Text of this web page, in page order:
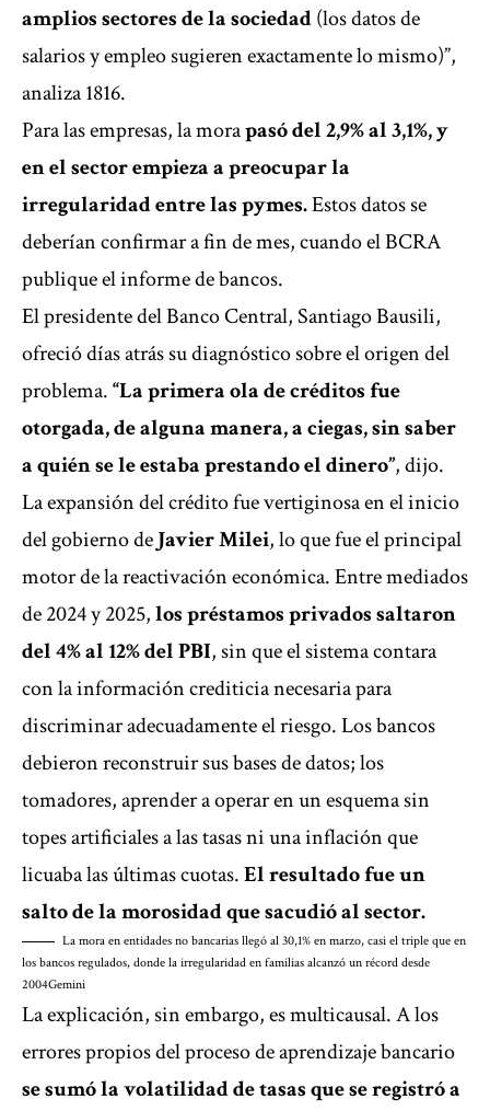
amplios sectores de la sociedad(los datos de
salarios y empleo sugieren exactamente lo mismo)”,
analiza 1816.
Para las empresas, la morapasó del 2,9% al 3,1%, y
en el sector empieza a preocupar la
irregularidad entre las pymes.Estos datos se
deberían confirmar a fin de mes, cuando el BCRA
publique el informe de bancos.
El presidente del Banco Central, Santiago Bausili,
ofreció días atrás su diagnóstico sobre el origen del
problema.“La primera ola de créditos fue
otorgada, de alguna manera, a ciegas, sin saber
a quién se le estaba prestando el dinero”, dijo.
La expansión del crédito fue vertiginosa en el inicio
del gobierno deJavier Milei, lo que fue el principal
motor de la reactivación económica. Entre mediados
de 2024 y 2025,los préstamos privados saltaron
del 4% al 12% del PBI, sin que el sistema contara
con la información crediticia necesaria para
discriminar adecuadamente el riesgo. Los bancos
debieron reconstruir sus bases de datos; los
tomadores, aprender a operar en un esquema sin
topes artificiales a las tasas ni una inflación que
licuaba las últimas cuotas.El resultado fue un
salto de la morosidad que sacudió al sector.
La mora en entidades no bancarias llegó al 30,1% en marzo, casi el triple que en
los bancos regulados, donde la irregularidad en familias alcanzó un récord desde
2004Gemini
La explicación, sin embargo, es multicausal. A los
errores propios del proceso de aprendizaje bancario
se sumó la volatilidad de tasas que se registró a